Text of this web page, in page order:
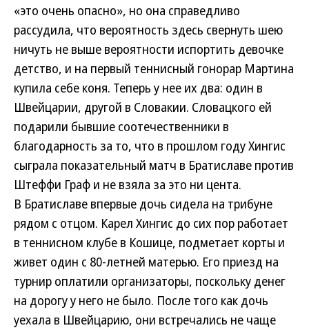
«это очень опасно», но она справедливо
рассудила, что вероятность здесь свернуть шею
ничуть не выше вероятности испортить девочке
детство, и на первый теннисный гонорар Мартина
купила себе коня. Теперь у нее их два: один в
Швейцарии, другой в Словакии. Словацкого ей
подарили бывшие соотечественники в
благодарность за то, что в прошлом году Хингис
сыграла показательный матч в Братиславе против
Штеффи Граф и не взяла за это ни цента.
В Братиславе впервые дочь сидела на трибуне
рядом с отцом. Карел Хингис до сих пор работает
в теннисном клубе в Кошице, подметает корты и
живет один с 80-летней матерью. Его приезд на
турнир оплатили организаторы, поскольку денег
на дорогу у него не было. После того как дочь
уехала в Швейцарию, они встречались не чаще